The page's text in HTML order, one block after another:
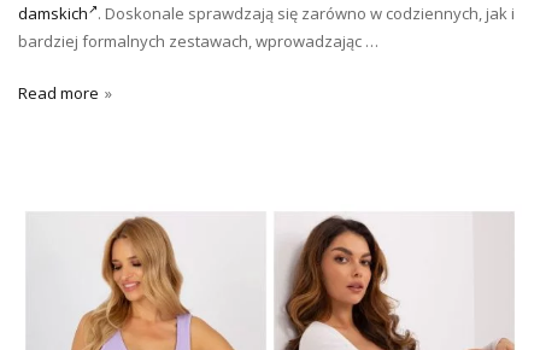
damskich . Doskonale sprawdzają się zarówno w codziennych, jak i
bardziej formalnych zestawach, wprowadzając …
Read more